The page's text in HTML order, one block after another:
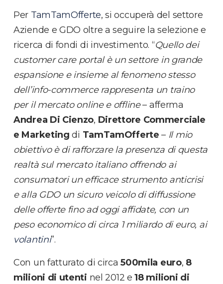
Per TamTamOfferte, si occuperà del settore
Aziende e GDO oltre a seguire la selezione e
ricerca di fondi di investimento. “Quello dei
customer care portal è un settore in grande
espansione e insieme al fenomeno stesso
dell’info-commerce rappresenta un traino
per il mercato online e offline– afferma
Andrea Di Cienzo, Direttore Commerciale
e Marketingdi TamTamOfferte – Il mio
obiettivo è di rafforzare la presenza di questa
realtà sul mercato italiano offrendo ai
consumatori un efficace strumento anticrisi
e alla GDO un sicuro veicolo di diffussione
delle offerte fino ad oggi affidate, con un
peso economico di circa 1 miliardo di euro, ai
volantini”.
Con un fatturato di circa500mila euro, 8
milioni di utenti nel 2012 e18 milioni di